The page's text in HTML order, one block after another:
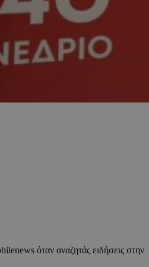
όταν αναζητάς ειδήσεις στην